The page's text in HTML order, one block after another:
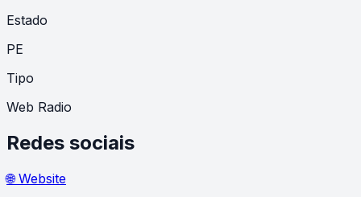
Estado
PE
Tipo
Web Radio
Redes sociais
🌐 Website